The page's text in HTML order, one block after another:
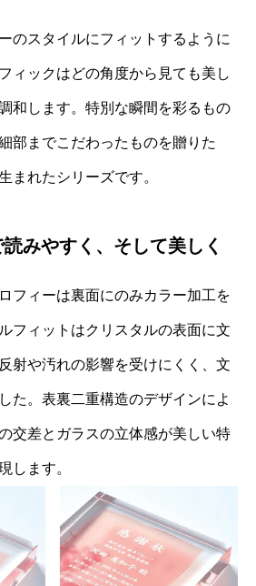
のスタイルにフィットするように
ィックはどの角度から見ても美し
和します。特別な瞬間を彩るもの
部までこだわったものを贈りた
まれたシリーズです。
みやすく、そして美しく
フィーは裏面にのみカラー加工を
フィットはクリスタルの表面に文
射や汚れの影響を受けにくく、文
た。表裏二重構造のデザインによ
交差とガラスの立体感が美しい特
します。